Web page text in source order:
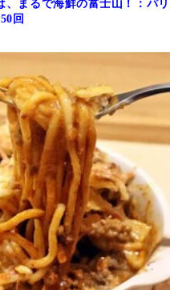
まるで海鮮の富士山！：パリ
回